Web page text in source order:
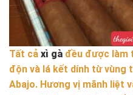
Tất cả xì gà đều được làm
độn và lá kết dính từ vùng
Abajo. Hương vị mãnh liệt